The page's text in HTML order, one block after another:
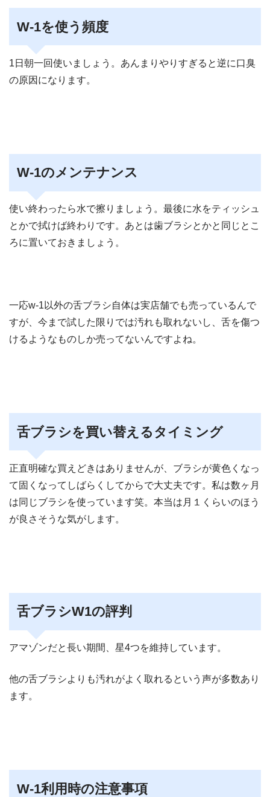
W-1を使う頻度
1日朝一回使いましょう。あんまりやりすぎると逆に口臭
の原因になります。
W-1のメンテナンス
使い終わったら水で擦りましょう。最後に水をティッシュ
とかで拭けば終わりです。あとは歯ブラシとかと同じとこ
ろに置いておきましょう。
一応w-1以外の舌ブラシ自体は実店舗でも売っているんで
すが、今まで試した限りでは汚れも取れないし、舌を傷つ
けるようなものしか売ってないんですよね。
舌ブラシを買い替えるタイミング
正直明確な買えどきはありませんが、ブラシが黄色くなっ
て固くなってしばらくしてからで大丈夫です。私は数ヶ月
は同じブラシを使っています笑。本当は月１くらいのほう
が良さそうな気がします。
舌ブラシW1の評判
アマゾンだと長い期間、星4つを維持しています。
他の舌ブラシよりも汚れがよく取れるという声が多数あり
ます。
W-1利用時の注意事項